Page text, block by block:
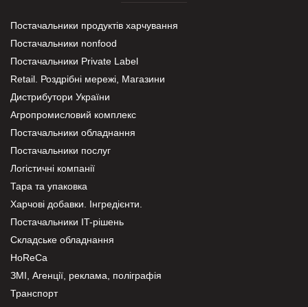
Постачальники продуктів харчування
Постачальники nonfood
Постачальники Private Label
Retail. Роздрібні мережі, Магазини
Дистрибутори України
Агропромисловий комплекс
Постачальники обладнання
Постачальники послуг
Логістичні компанії
Тара та упаковка
Харчові добавки. Інгредієнти.
Постачальники IT-рішень
Складське обладнання
HoReCa
ЗМІ, Агенції, реклама, поліграфія
Транспорт